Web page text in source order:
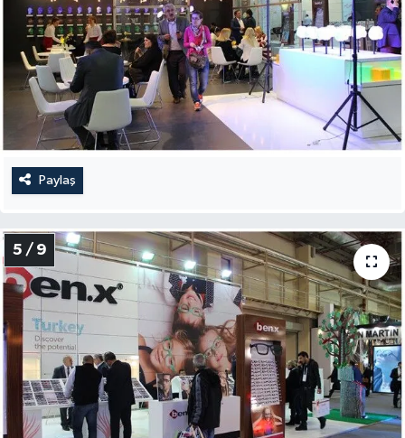
Paylaş
5 / 9